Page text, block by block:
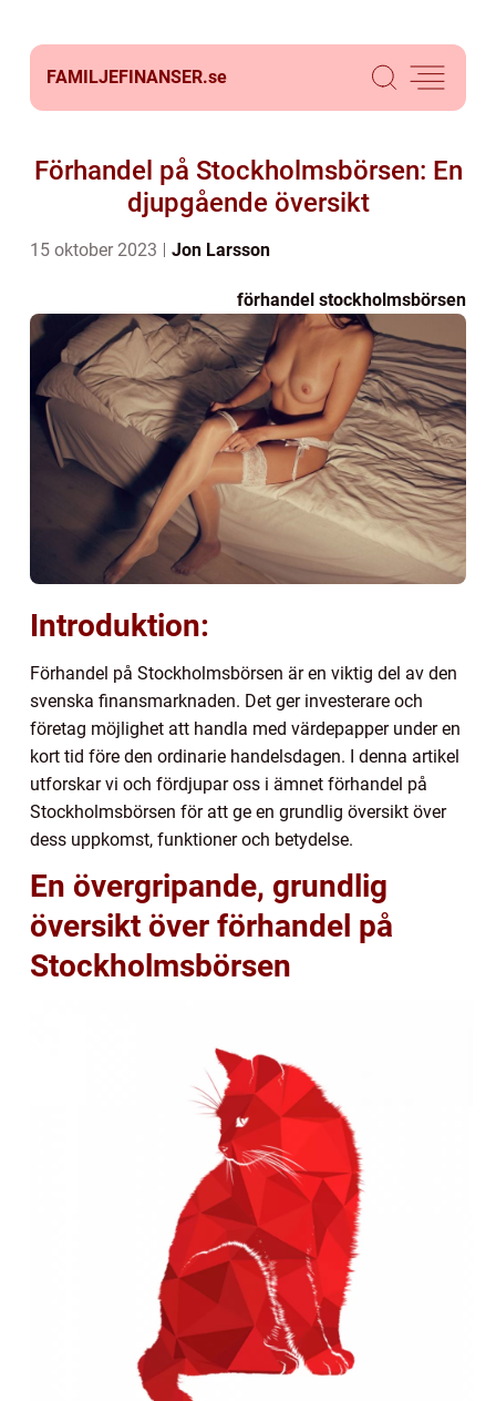
FAMILJEFINANSER.se
Förhandel på Stockholmsbörsen: En
djupgående översikt
15 oktober 2023 Jon Larsson
förhandel stockholmsbörsen
Introduktion:
Förhandel på Stockholmsbörsen är en viktig del av den
svenska finansmarknaden. Det ger investerare och
företag möjlighet att handla med värdepapper under en
kort tid före den ordinarie handelsdagen. I denna artikel
utforskar vi och fördjupar oss i ämnet förhandel på
Stockholmsbörsen för att ge en grundlig översikt över
dess uppkomst, funktioner och betydelse.
En övergripande, grundlig
översikt över förhandel på
Stockholmsbörsen